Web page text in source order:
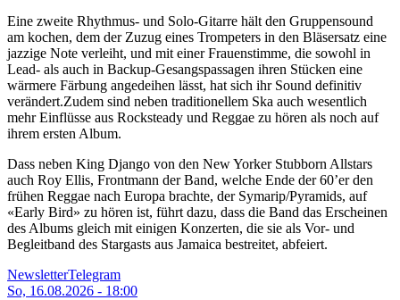
Eine zweite Rhythmus- und Solo-Gitarre hält den Gruppensound
am kochen, dem der Zuzug eines Trompeters in den Bläsersatz eine
jazzige Note verleiht, und mit einer Frauenstimme, die sowohl in
Lead- als auch in Backup-Gesangspassagen ihren Stücken eine
wärmere Färbung angedeihen lässt, hat sich ihr Sound definitiv
verändert.Zudem sind neben traditionellem Ska auch wesentlich
mehr Einflüsse aus Rocksteady und Reggae zu hören als noch auf
ihrem ersten Album.
Dass neben King Django von den New Yorker Stubborn Allstars
auch Roy Ellis, Frontmann der Band, welche Ende der 60’er den
frühen Reggae nach Europa brachte, der Symarip/Pyramids, auf
«Early Bird» zu hören ist, führt dazu, dass die Band das Erscheinen
des Albums gleich mit einigen Konzerten, die sie als Vor- und
Begleitband des Stargasts aus Jamaica bestreitet, abfeiert.
NewsletterTelegram
So, 16.08.2026 - 18:00